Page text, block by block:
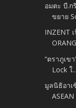
อมตะ บี.ก
ขยาย
INZENT
“ตราภูเข
Lock ใ...
มูลนิธิอาเ
ASEAN